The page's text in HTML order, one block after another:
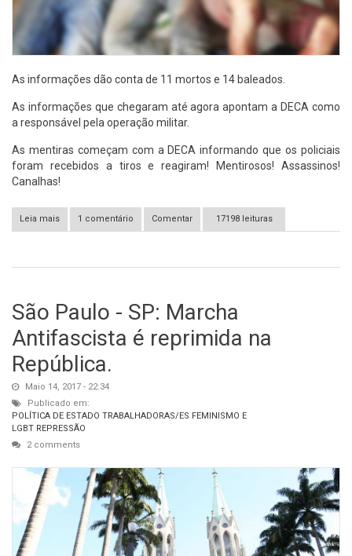
As informações dão conta de 11 mortos e 14 baleados.
As informações que chegaram até agora apontam a DECA como
a responsável pela operação militar.
As mentiras começam com a DECA informando que os policiais
foram recebidos a tiros e reagiram! Mentirosos! Assassinos!
Canalhas!
Leia mais sobre Chacina em Pau D`arco no Pará é Crime de Estado!
1 comentário Comentar 17198 leituras
São Paulo - SP: Marcha
Antifascista é reprimida na
República.
Maio 14, 2017 - 22:34
Publicado em:
POLÍTICA DE ESTADO TRABALHADORAS/ES FEMINISMO E
LGBT REPRESSÃO
2 comments